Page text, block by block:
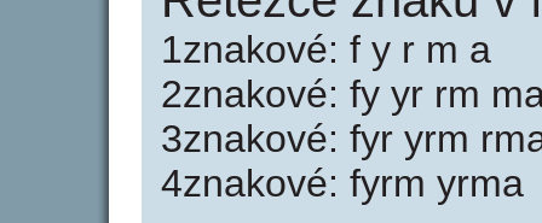
1znakové: f y r m a
2znakové: fy yr rm
3znakové: fyr yrm
4znakové: fyrm yrma